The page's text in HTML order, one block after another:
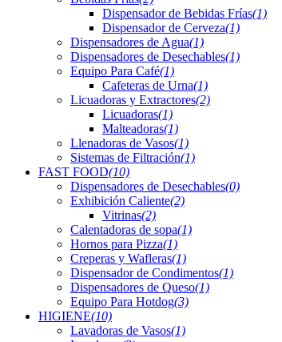
Dispensador de Bebidas Frías(1)
Dispensador de Cerveza(1)
Dispensadores de Agua(1)
Dispensadores de Desechables(1)
Equipo Para Café(1)
Cafeteras de Urna(1)
Licuadoras y Extractores(2)
Licuadoras(1)
Malteadoras(1)
Llenadoras de Vasos(1)
Sistemas de Filtración(1)
FAST FOOD(10)
Dispensadores de Desechables(0)
Exhibición Caliente(2)
Vitrinas(2)
Calentadoras de sopa(1)
Hornos para Pizza(1)
Creperas y Wafleras(1)
Dispensador de Condimentos(1)
Dispensadores de Queso(1)
Equipo Para Hotdog(3)
HIGIENE(10)
Lavadoras de Vasos(1)